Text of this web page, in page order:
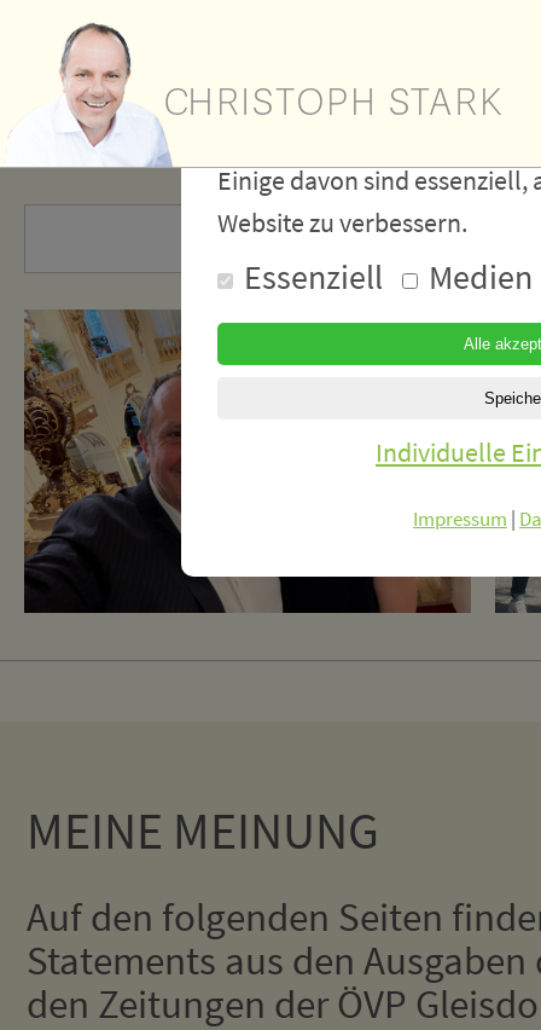
MEINE MEINUNG
Auf den folgenden Seiten
Statements aus den
den Zeitungen der ÖVP
Wir
Cookies
Einige davon sind
Website zu verbessern.
Essenziell Medien
Individuelle
Impressum |